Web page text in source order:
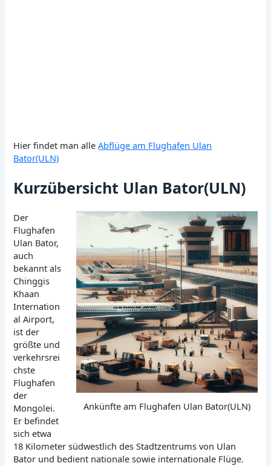
Hier findet man alleAbflüge am Flughafen Ulan
Bator(ULN)
Kurzübersicht Ulan Bator(ULN)
Ankünfte am Flughafen Ulan Bator(ULN)
Der
Flughafen
Ulan Bator,
auch
bekannt als
Chinggis
Khaan
Internation
al Airport,
ist der
größte und
verkehrsrei
chste
Flughafen
der
Mongolei.
Er befindet
sich etwa
18 Kilometer südwestlich des Stadtzentrums von Ulan
Bator und bedient nationale sowie internationale Flüge.